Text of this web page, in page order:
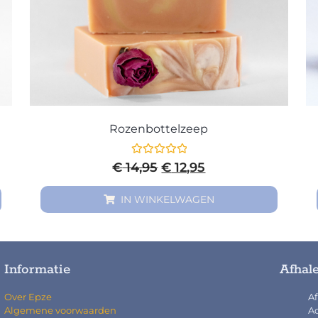
Rozenbottelzeep
Gewaardeerd
0
€14,95 € 12,95
IN WINKELWAGEN
Informatie
Over Epze
Algemene voorwaarden